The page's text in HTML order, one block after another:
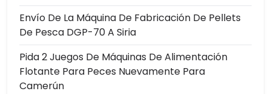
Envío De La Máquina De Fabricación De Pellets
De Pesca DGP-70 A Siria
Pida 2 Juegos De Máquinas De Alimentación
Flotante Para Peces Nuevamente Para
Camerún